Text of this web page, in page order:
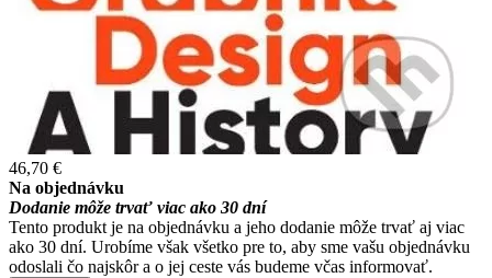
46,70 €
Na objednávku
Dodanie môže trvať viac ako 30 dní
Tento produkt je na objednávku a jeho dodanie môže trvať aj viac
ako 30 dní. Urobíme však všetko pre to, aby sme vašu objednávku
odoslali čo najskôr a o jej ceste vás budeme včas informovať.